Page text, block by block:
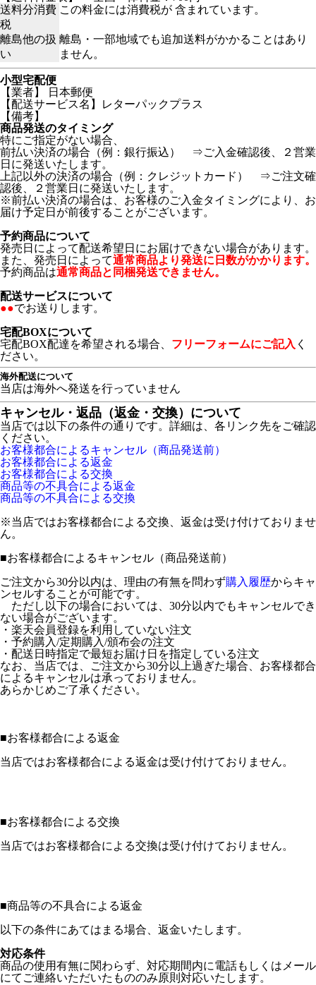
送料分消費
税
この料金には消費税が 含まれています。
離島他の扱
い
離島・一部地域でも追加送料がかかることはあり
ません。
小型宅配便
【業者】 日本郵便
【配送サービス名】レターパックプラス
【備考】
商品発送のタイミング
特にご指定がない場合、
前払い決済の場合（例：銀行振込） ⇒ご入金確認後、２営業
日に発送いたします。
上記以外の決済の場合（例：クレジットカード） ⇒ご注文確
認後、２営業日に発送いたします。
※前払い決済の場合は、お客様のご入金タイミングにより、お
届け予定日が前後することがございます。
予約商品について
発売日によって配送希望日にお届けできない場合があります。
また、発売日によって通常商品より発送に日数がかかります。
予約商品は通常商品と同梱発送できません。
配送サービスについて
●●でお送りします。
宅配BOXについて
宅配BOX配達を希望される場合、 フリーフォームにご記入 く
ださい。
海外配送について
当店は海外へ発送を行っていません
キャンセル・返品（返金・交換）について
当店では以下の条件の通りです。詳細は、各リンク先をご確認
ください。
お客様都合によるキャンセル（商品発送前）
お客様都合による返金
お客様都合による交換
商品等の不具合による返金
商品等の不具合による交換
※当店ではお客様都合による交換、返金は受け付けておりませ
ん。
■お客様都合によるキャンセル（商品発送前）
ご注文から30分以内は、理由の有無を問わず購入履歴からキャ
ンセルすることが可能です。
ただし以下の場合においては、30分以内でもキャンセルでき
ない場合がございます。
・楽天会員登録を利用していない注文
・予約購入/定期購入/頒布会の注文
・配送日時指定で最短お届け日を指定している注文
なお、当店では、ご注文から30分以上過ぎた場合、お客様都合
によるキャンセルは承っておりません。
あらかじめご了承ください。
■お客様都合による返金
当店ではお客様都合による返金は受け付けておりません。
■お客様都合による交換
当店ではお客様都合による交換は受け付けておりません。
■商品等の不具合による返金
以下の条件にあてはまる場合、返金いたします。
対応条件
商品の使用有無に関わらず、対応期間内に電話もしくはメール
にてご連絡いただいたもののみ原則対応いたします。